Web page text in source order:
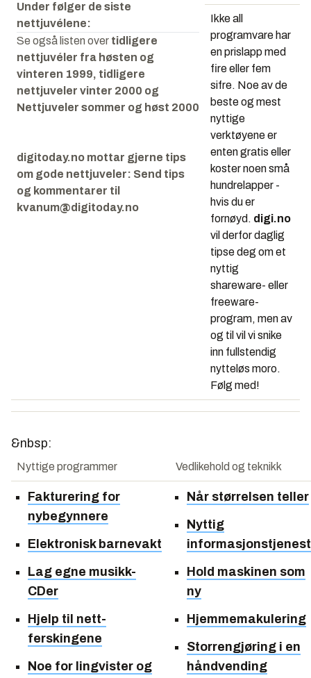
Under følger de siste
nettjuvélene:
Se også listen over tidligere
nettjuvéler fra høsten og
vinteren 1999, tidligere
nettjuveler vinter 2000 og
Nettjuveler sommer og høst 2000
digitoday.no mottar gjerne tips
om gode nettjuveler: Send tips
og kommentarer til
kvanum@digitoday.no
Ikke all
programvare har
en prislapp med
fire eller fem
sifre. Noe av de
beste og mest
nyttige
verktøyene er
enten gratis eller
koster noen små
hundrelapper -
hvis du er
fornøyd. digi.no
vil derfor daglig
tipse deg om et
nyttig
shareware- eller
freeware-
program, men av
og til vil vi snike
inn fullstendig
nytteløs moro.
Følg med!
&nbsp:
Nyttige programmer Vedlikehold og teknikk
Fakturering for
nybegynnere
Elektronisk barnevakt
Lag egne musikk-
CDer
Hjelp til nett-
ferskingene
Noe for lingvister og
Når størrelsen teller
Nyttig
Hold maskinen som
ny
Hjemmemakulering
Storrengjøring i en
håndvending